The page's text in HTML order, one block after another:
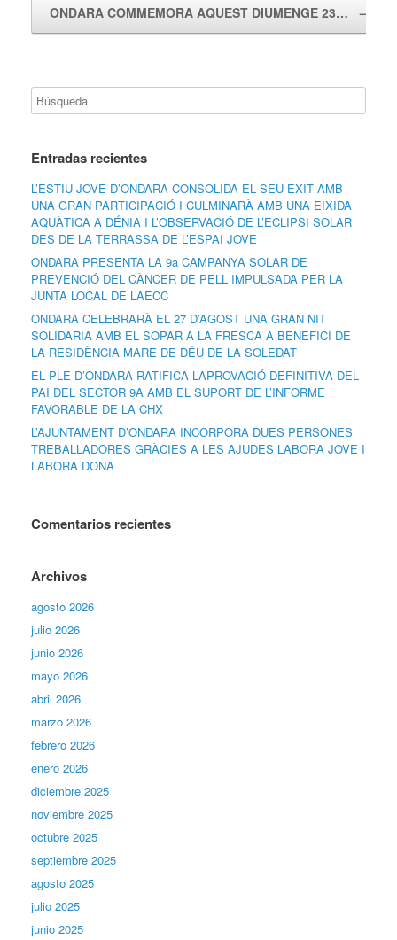
ONDARA COMMEMORA AQUEST DIUMENGE 23… →
Entradas recientes
L’ESTIU JOVE D’ONDARA CONSOLIDA EL SEU ÈXIT AMB
UNA GRAN PARTICIPACIÓ I CULMINARÀ AMB UNA EIXIDA
AQUÀTICA A DÉNIA I L’OBSERVACIÓ DE L’ECLIPSI SOLAR
DES DE LA TERRASSA DE L’ESPAI JOVE
ONDARA PRESENTA LA 9a CAMPANYA SOLAR DE
PREVENCIÓ DEL CÀNCER DE PELL IMPULSADA PER LA
JUNTA LOCAL DE L’AECC
ONDARA CELEBRARÀ EL 27 D’AGOST UNA GRAN NIT
SOLIDÀRIA AMB EL SOPAR A LA FRESCA A BENEFICI DE
LA RESIDÈNCIA MARE DE DÉU DE LA SOLEDAT
EL PLE D’ONDARA RATIFICA L’APROVACIÓ DEFINITIVA DEL
PAI DEL SECTOR 9A AMB EL SUPORT DE L’INFORME
FAVORABLE DE LA CHX
L’AJUNTAMENT D’ONDARA INCORPORA DUES PERSONES
TREBALLADORES GRÀCIES A LES AJUDES LABORA JOVE I
LABORA DONA
Comentarios recientes
Archivos
agosto 2026
julio 2026
junio 2026
mayo 2026
abril 2026
marzo 2026
febrero 2026
enero 2026
diciembre 2025
noviembre 2025
octubre 2025
septiembre 2025
agosto 2025
julio 2025
junio 2025